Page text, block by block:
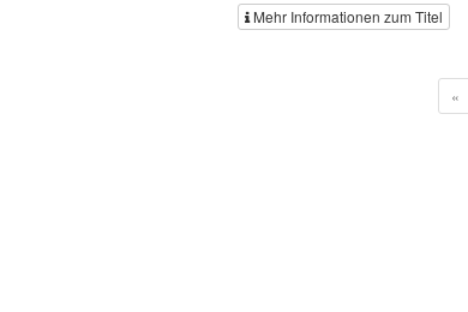
Mehr Informationen zum Titel
«